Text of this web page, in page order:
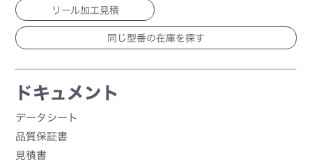
リール加工見積
ドキュメント
データシート
品質保証書
見積書